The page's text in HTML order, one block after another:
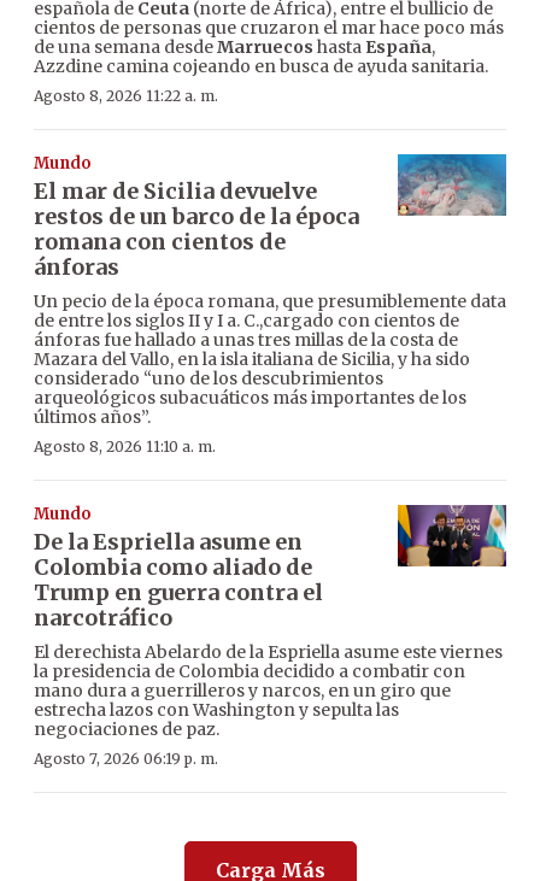
española de Ceuta (norte de África), entre el bullicio de
cientos de personas que cruzaron el mar hace poco más
de una semana desdeMarruecos hasta España,
Azzdine camina cojeando en busca de ayuda sanitaria.
Agosto 8, 2026 11:22 a. m.
Mundo
El mar de Sicilia devuelve
restos de un barco de la época
romana con cientos de
ánforas
Un pecio de la época romana, que presumiblemente data
de entre los siglos II y I a. C.,cargado con cientos de
ánforas fue hallado a unas tres millas de la costa de
Mazara del Vallo, en la isla italiana de Sicilia, y ha sido
considerado “uno de los descubrimientos
arqueológicos subacuáticos más importantes de los
últimos años”.
Agosto 8, 2026 11:10 a. m.
Mundo
De la Espriella asume en
Colombia como aliado de
Trump en guerra contra el
narcotráfico
El derechista Abelardo de la Espriella asume este viernes
la presidencia de Colombia decidido a combatir con
mano dura a guerrilleros y narcos, en un giro que
estrecha lazos con Washington y sepulta las
negociaciones de paz.
Agosto 7, 2026 06:19 p. m.
Carga Más